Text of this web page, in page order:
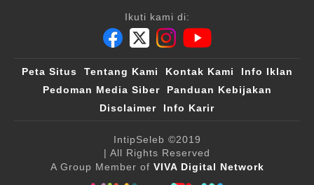
Ikuti kami di:
Peta Situs Tentang Kami Kontak Kami
Info Iklan
Pedoman Media Siber
Panduan Kebijakan
Disclaimer
Info Karir
IntipSeleb ©2019
| All Rights Reserved
A Group Member of VIVA Digital Network